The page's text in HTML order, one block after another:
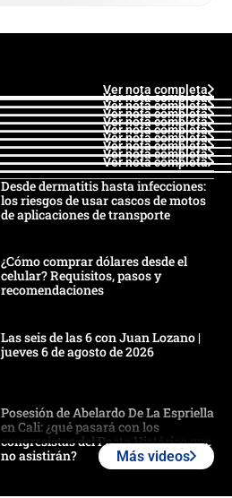
Ver nota completa
Ver nota completa
Ver nota completa
Ver nota completa
Ver nota completa
Ver nota completa
Ver nota completa
Ver nota completa
Ver nota completa
Ver nota completa
Desde dermatitis hasta infecciones:
los riesgos de usar cascos de motos
de aplicaciones de transporte
¿Cómo comprar dólares desde el
celular? Requisitos, pasos y
recomendaciones
Las seis de las 6 con Juan Lozano |
jueves 6 de agosto de 2026
Posesión de Abelardo De La Espriella
en Cali: ¿qué pasará con los
congresistas del Pacto Histórico que
no asistirán?
Más videos